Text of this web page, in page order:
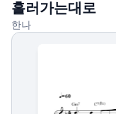
흘러가는대로
한나